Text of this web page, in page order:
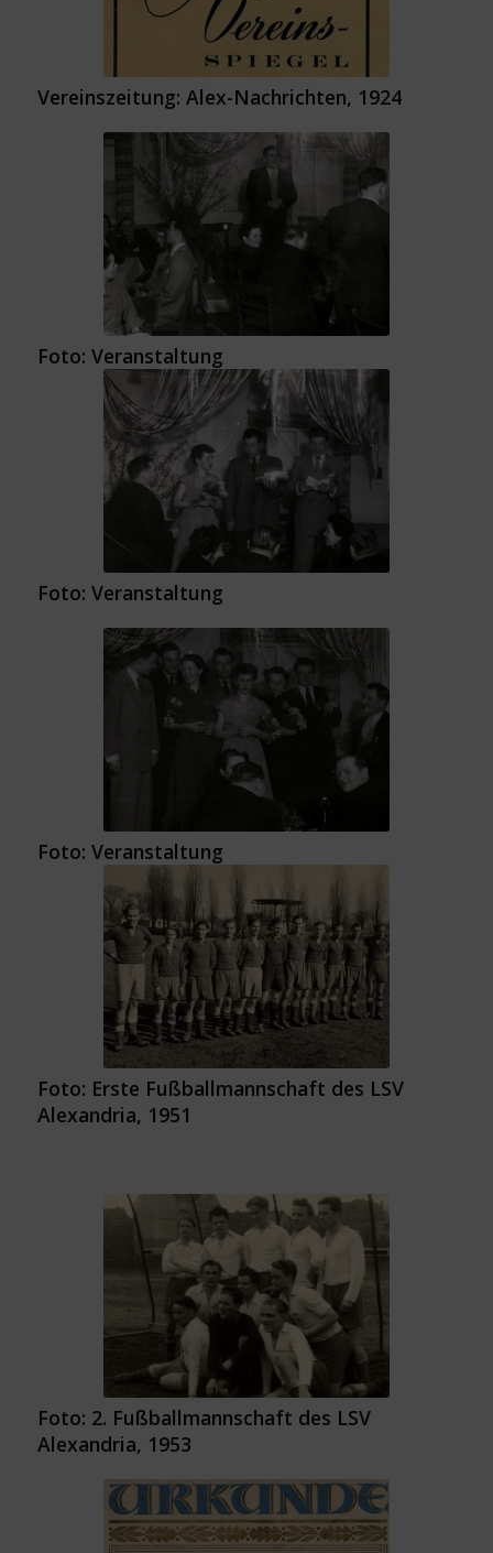
Vereinszeitung: Alex-Nachrichten, 1924
Foto: Veranstaltung
Foto: Veranstaltung
Foto: Veranstaltung
Foto: Erste Fußballmannschaft des LSV
Alexandria, 1951
Foto: 2. Fußballmannschaft des LSV
Alexandria, 1953